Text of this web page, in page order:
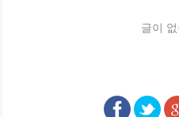
글이 없